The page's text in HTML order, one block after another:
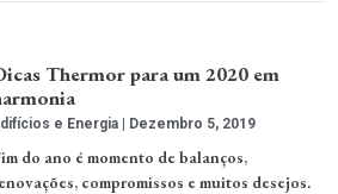
Thermor para um 2020 em
e Energia Dezembro 5, 2019
do ano é momento de balanços,
compromissos e muitos desejos.